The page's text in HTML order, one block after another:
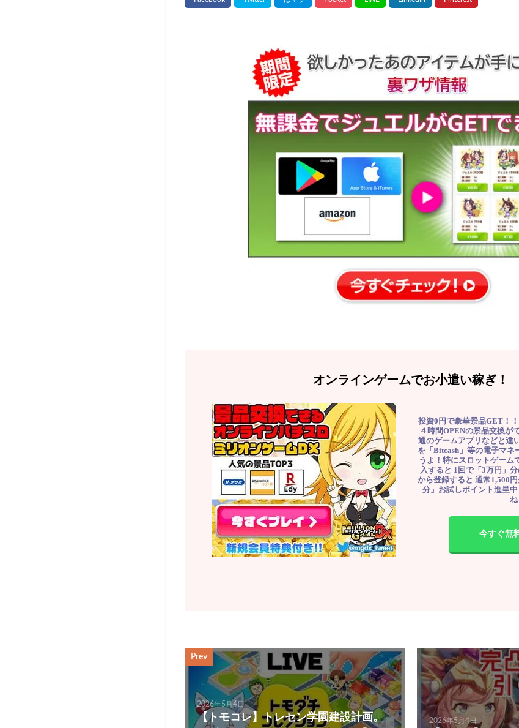
オンラインゲームでお小遣い稼ぎ！
投資0円で豪華景品GET！
４時間OPENの景品交換が
通のゲームアプリなどと違
を「Bitcash」等の電子マネ
うよ！特にスロットゲーム
入すると 1回で「3万円」
から登録すると 通常1,500
分」お試しポイント進呈
ね
今すぐ無
Prev
2026年5月4日
【トモコレ】トレセン学園建設計画。
2026年5月4日